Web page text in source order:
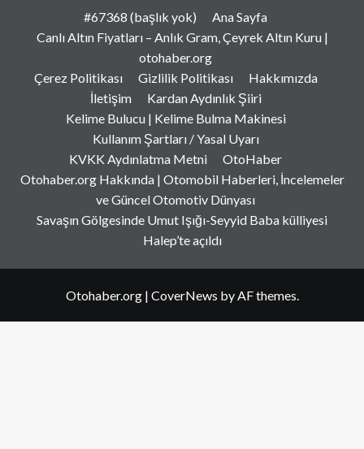
#67368 (başlık yok)
Ana Sayfa
Canlı Altın Fiyatları – Anlık Gram, Çeyrek Altın Kuru |
otohaber.org
Çerez Politikası
Gizlilik Politikası
Hakkımızda
İletişim
Kardan Aydınlık Şiiri
Kelime Bulucu | Kelime Bulma Makinesi
Kullanım Şartları / Yasal Uyarı
KVKK Aydınlatma Metni
OtoHaber
Otohaber.org Hakkında | Otomobil Haberleri, İncelemeler
ve Güncel Otomotiv Dünyası
Savaşın Gölgesinde Umut Işığı-Seyyid Baba külliyesi
Halep’te açıldı
Otohaber.org | CoverNews by AF themes.